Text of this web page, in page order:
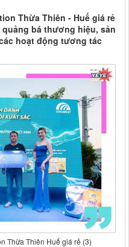
Thừa Thiên - Huế giá rẻ
bá thương hiệu, sản
hoạt động tương tác
Thừa Thiên Huế giá rẻ (3)